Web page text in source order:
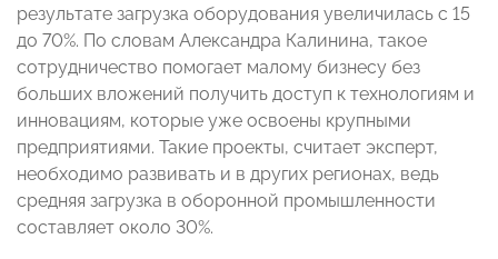
результате загрузка оборудования увеличилась с 15
до 70%. По словам Александра Калинина, такое
сотрудничество помогает малому бизнесу без
больших вложений получить доступ к технологиям и
инновациям, которые уже освоены крупными
предприятиями. Такие проекты, считает эксперт,
необходимо развивать и в других регионах, ведь
средняя загрузка в оборонной промышленности
составляет около 30%.